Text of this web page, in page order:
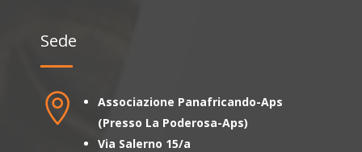
Sede

Associazione Panafricando-Aps
(Presso La Poderosa-Aps)
Via Salerno 15/a